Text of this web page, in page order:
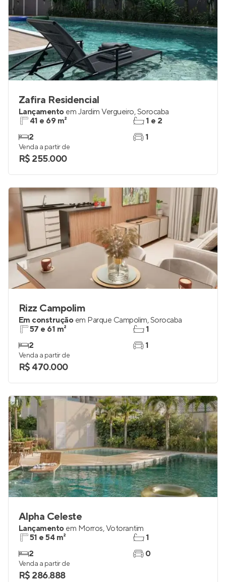
Zafira Residencial
Lançamento em Jardim Vergueiro,Sorocaba
41 e 69 m²
2
1 e 2
1
Venda a partir de
R$ 255.000
Rizz Campolim
Em construção em Parque Campolim,Sorocaba
57 e 61 m²
2
1
1
Venda a partir de
R$ 470.000
Alpha Celeste
Lançamento em Morros,Votorantim
51 e 54 m²
2
1
0
Venda a partir de
R$ 286.888